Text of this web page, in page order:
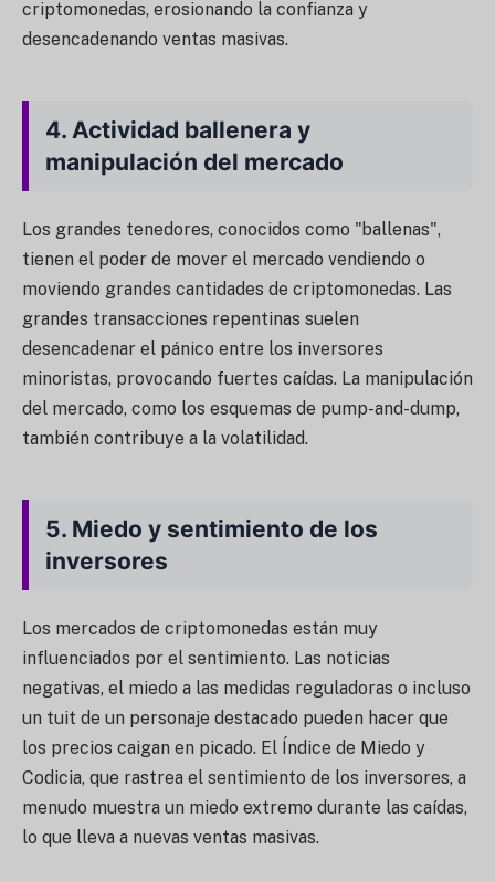
criptomonedas, erosionando la confianza y
desencadenando ventas masivas.
4. Actividad ballenera y
manipulación del mercado
Los grandes tenedores, conocidos como "ballenas",
tienen el poder de mover el mercado vendiendo o
moviendo grandes cantidades de criptomonedas. Las
grandes transacciones repentinas suelen
desencadenar el pánico entre los inversores
minoristas, provocando fuertes caídas. La manipulación
del mercado, como los esquemas de pump-and-dump,
también contribuye a la volatilidad.
5. Miedo y sentimiento de los
inversores
Los mercados de criptomonedas están muy
influenciados por el sentimiento. Las noticias
negativas, el miedo a las medidas reguladoras o incluso
un tuit de un personaje destacado pueden hacer que
los precios caigan en picado. El Índice de Miedo y
Codicia, que rastrea el sentimiento de los inversores, a
menudo muestra un miedo extremo durante las caídas,
lo que lleva a nuevas ventas masivas.